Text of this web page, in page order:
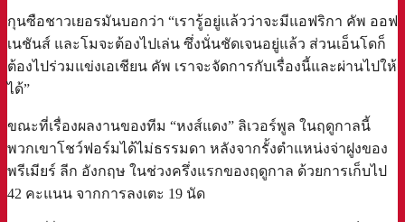
กุนซือชาวเยอรมันบอกว่า “เรารู้อยู่แล้วว่าจะมีแอฟริกา คัพ ออฟ
เนชันส์ และโมจะต้องไปเล่น ซึ่งนั่นชัดเจนอยู่แล้ว ส่วนเอ็นโดก็
ต้องไปร่วมแข่งเอเชียน คัพ เราจะจัดการกับเรื่องนี้และผ่านไปให้
ได้”
ขณะที่เรื่องผลงานของทีม “หงส์แดง” ลิเวอร์พูล ในฤดูกาลนี้
พวกเขาโชว์ฟอร์มได้ไม่ธรรมดา หลังจากรั้งตำแหน่งจ่าฝูงของ
พรีเมียร์ ลีก อังกฤษ ในช่วงครึ่งแรกของฤดูกาล ด้วยการเก็บไป
42 คะแนน จากการลงเตะ 19 นัด